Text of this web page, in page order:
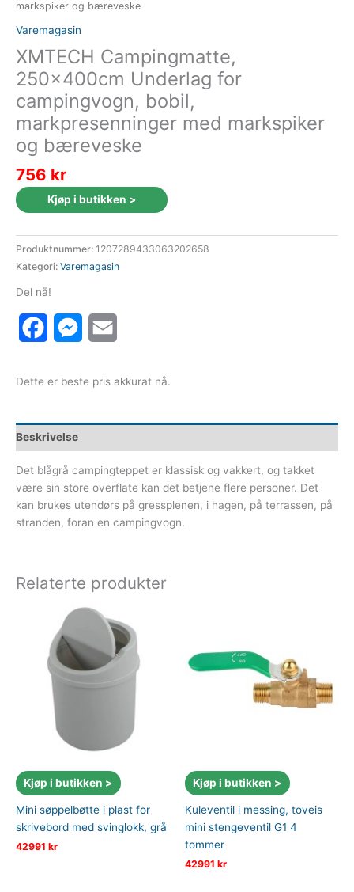
markspiker og bæreveske
Varemagasin
XMTECH Campingmatte,
250x400cm Underlag for
campingvogn, bobil,
markpresenninger med markspiker
og bæreveske
756 kr
Kjøp i butikken >
Produktnummer: 1207289433063202658
Kategori: Varemagasin
Del nå!
FacebookMessenger
Dette er beste pris akkurat nå.
Beskrivelse
Det blågrå campingteppet er klassisk og vakkert, og takket
være sin store overflate kan det betjene flere personer. Det
kan brukes utendørs på gressplenen, i hagen, på terrassen, på
stranden, foran en campingvogn.
Relaterte produkter
Kjøp i butikken >
Mini søppelbøtte i plast for
skrivebord med svinglokk, grå
42991 kr
Kjøp i butikken >
Kuleventil i messing, toveis
mini stengeventil G1 4
tommer
42991 kr